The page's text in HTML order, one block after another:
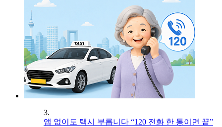
3.
앱 없이도 택시 부릅니다 “120 전화 한 통이면 끝”